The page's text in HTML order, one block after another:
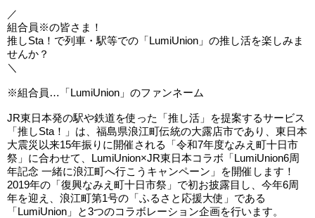
／
組合員※の皆さま！
推しSta！で列車・駅等での「LumiUnion」の推し活を楽しみま
せんか？
＼
※組合員…「LumiUnion」のファンネーム
JR東日本発の駅や鉄道を使った「推し活」を提案するサービス
「推しSta！」は、福島県浪江町伝統の大露店市であり、東日本
大震災以来15年振りに開催される「令和7年度なみえ町十日市
祭」に合わせて、LumiUnion×JR東日本コラボ「LumiUnion6周
年記念 一緒に浪江町へ行こうキャンペーン」を開催します！
2019年の「復興なみえ町十日市祭」で初お披露目し、今年6周
年を迎え、浪江町第1号の「ふるさと応援大使」である
「LumiUnion」と3つのコラボレーション企画を行います。